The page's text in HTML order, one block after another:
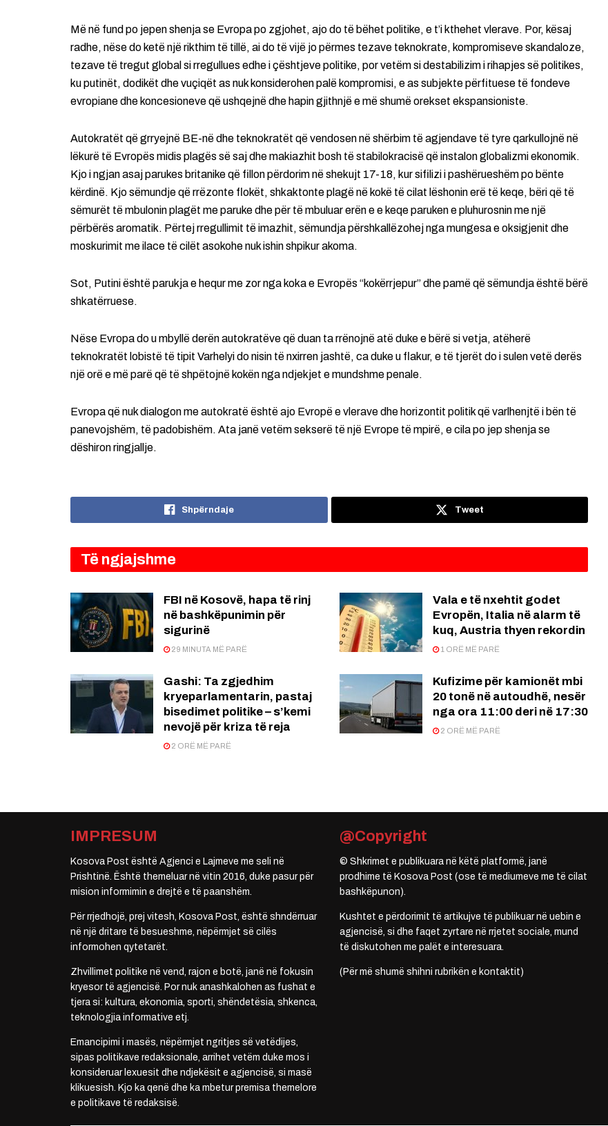
Më në fund po jepen shenja se Evropa po zgjohet, ajo do të bëhet politike, e t’i kthehet vlerave. Por, kësaj
radhe, nëse do ketë një rikthim të tillë, ai do të vijë jo përmes tezave teknokrate, kompromiseve skandaloze,
tezave të tregut global si rregullues edhe i çështjeve politike, por vetëm si destabilizim i rihapjes së politikes,
ku putinët, dodikët dhe vuçiqët as nuk konsiderohen palë kompromisi, e as subjekte përfituese të fondeve
evropiane dhe koncesioneve që ushqejnë dhe hapin gjithnjë e më shumë orekset ekspansioniste.
Autokratët që grryejnë BE-në dhe teknokratët që vendosen në shërbim të agjendave të tyre qarkullojnë në
lëkurë të Evropës midis plagës së saj dhe makiazhit bosh të stabilokracisë që instalon globalizmi ekonomik.
Kjo i ngjan asaj parukes britanike që fillon përdorim në shekujt 17-18, kur sifilizi i pashërueshëm po bënte
kërdinë. Kjo sëmundje që rrëzonte flokët, shkaktonte plagë në kokë të cilat lëshonin erë të keqe, bëri që të
sëmurët të mbulonin plagët me paruke dhe për të mbuluar erën e e keqe paruken e pluhurosnin me një
përbërës aromatik. Përtej rregullimit të imazhit, sëmundja përshkallëzohej nga mungesa e oksigjenit dhe
moskurimit me ilace të cilët asokohe nuk ishin shpikur akoma.
Sot, Putini është parukja e hequr me zor nga koka e Evropës “kokërrjepur” dhe pamë që sëmundja është bërë
shkatërruese.
Nëse Evropa do u mbyllë derën autokratëve që duan ta rrënojnë atë duke e bërë si vetja, atëherë
teknokratët lobistë të tipit Varhelyi do nisin të nxirren jashtë, ca duke u flakur, e të tjerët do i sulen vetë derës
një orë e më parë që të shpëtojnë kokën nga ndjekjet e mundshme penale.
Evropa që nuk dialogon me autokratë është ajo Evropë e vlerave dhe horizontit politik që varlhenjtë i bën të
panevojshëm, të padobishëm. Ata janë vetëm sekserë të një Evrope të mpirë, e cila po jep shenja se
dëshiron ringjallje.
Shpërndaje Tweet
Të ngjajshme
FBI në Kosovë, hapa të rinj
në bashkëpunimin për
sigurinë
29 MINUTA MË PARË
Vala e të nxehtit godet
Evropën, Italia në alarm të
kuq, Austria thyen rekordin
1 ORË MË PARË
Gashi: Ta zgjedhim
kryeparlamentarin, pastaj
bisedimet politike – s’kemi
nevojë për kriza të reja
2 ORË MË PARË
Kufizime për kamionët mbi
20 tonë në autoudhë, nesër
nga ora 11:00 deri në 17:30
2 ORË MË PARË
IMPRESUM
Kosova Post është Agjenci e Lajmeve me seli në
Prishtinë. Është themeluar në vitin 2016, duke pasur për
mision informimin e drejtë e të paanshëm.
Për rrjedhojë, prej vitesh, Kosova Post, është shndërruar
në një dritare të besueshme, nëpërmjet së cilës
informohen qytetarët.
Zhvillimet politike në vend, rajon e botë, janë në fokusin
kryesor të agjencisë. Por nuk anashkalohen as fushat e
tjera si: kultura, ekonomia, sporti, shëndetësia, shkenca,
teknologjia informative etj.
Emancipimi i masës, nëpërmjet ngritjes së vetëdijes,
sipas politikave redaksionale, arrihet vetëm duke mos i
konsideruar lexuesit dhe ndjekësit e agjencisë, si masë
klikuesish. Kjo ka qenë dhe ka mbetur premisa themelore
e politikave të redaksisë.
@Copyright
© Shkrimet e publikuara në këtë platformë, janë
prodhime të Kosova Post (ose të mediumeve me të cilat
bashkëpunon).
Kushtet e përdorimit të artikujve të publikuar në uebin e
agjencisë, si dhe faqet zyrtare në rrjetet sociale, mund
të diskutohen me palët e interesuara.
(Për më shumë shihni rubrikën e kontaktit)